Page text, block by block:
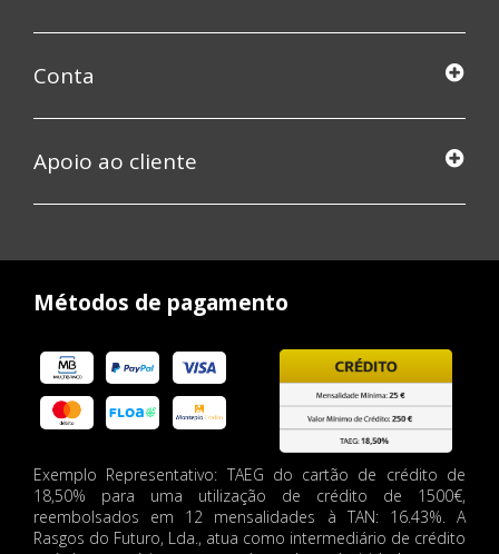
Conta
Apoio ao cliente
Métodos de pagamento
Exemplo Representativo: TAEG do cartão de crédito de
18,50% para uma utilização de crédito de 1500€,
reembolsados em 12 mensalidades à TAN: 16.43%. A
Rasgos do Futuro, Lda., atua como intermediário de crédito